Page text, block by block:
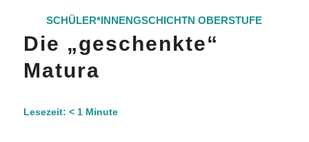
SCHÜLER*INNENGSCHICHTN OBERSTUFE
Die „geschenkte“
Matura
Lesezeit: < 1 Minute